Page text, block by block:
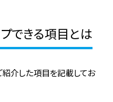
できる項目とは
介した項目を記載してお